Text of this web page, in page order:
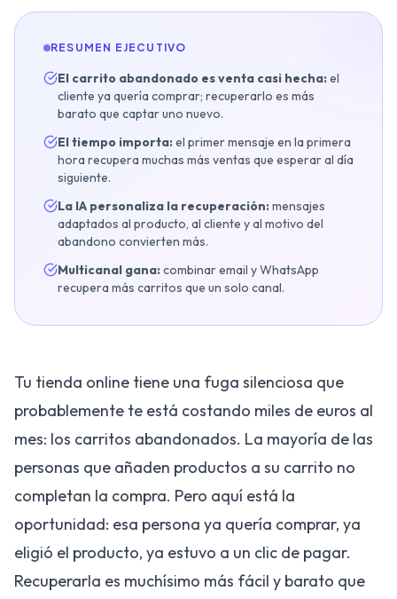
Blog y Noticias
Agendar Auditoría IA Gratis
RESUMEN EJECUTIVO
El carrito abandonado es venta casi hecha:el
cliente ya quería comprar; recuperarlo es más
barato que captar uno nuevo.
El tiempo importa:el primer mensaje en la primera
hora recupera muchas más ventas que esperar al día
siguiente.
La IA personaliza la recuperación:mensajes
adaptados al producto, al cliente y al motivo del
abandono convierten más.
Multicanal gana:combinar email y WhatsApp
recupera más carritos que un solo canal.
Tu tienda online tiene una fuga silenciosa que
probablemente te está costando miles de euros al
mes: los carritos abandonados. La mayoría de las
personas que añaden productos a su carrito no
completan la compra. Pero aquí está la
oportunidad: esa persona ya quería comprar, ya
eligió el producto, ya estuvo a un clic de pagar.
Recuperarla es muchísimo más fácil y barato que